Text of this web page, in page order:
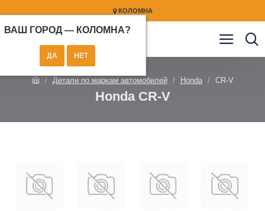
КОЛОМНА
ВАШ ГОРОД — КОЛОМНА?
Детали по маркам автомобилей Honda CR-V
Honda CR-V